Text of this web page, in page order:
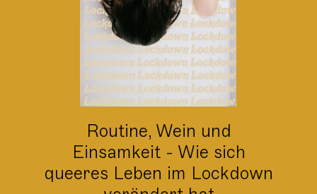
Routine, Wein und
Einsamkeit - Wie sich
queeres Leben im Lockdown